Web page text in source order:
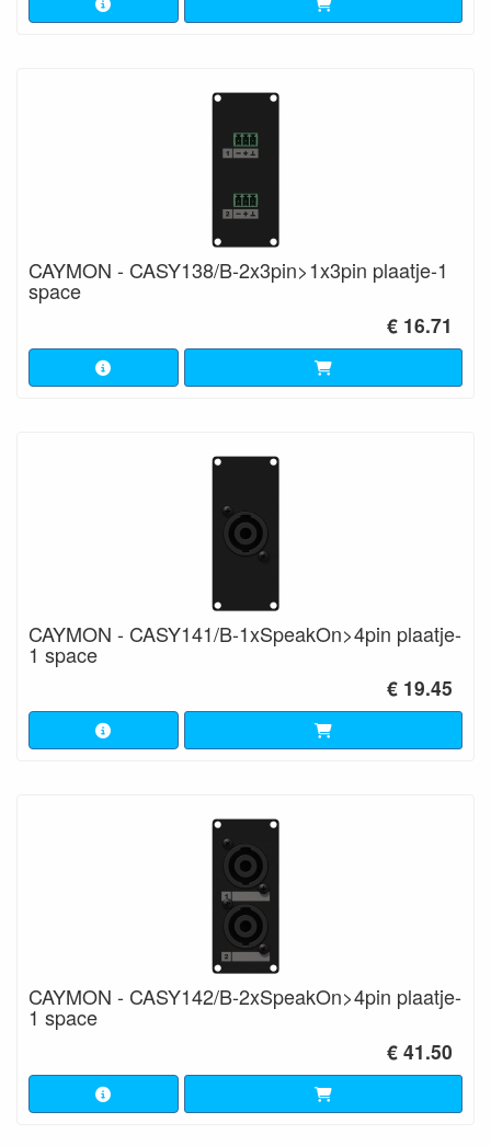
CAYMON - CASY138/B-2x3pin>1x3pin plaatje-1
space
€ 16.71
CAYMON - CASY141/B-1xSpeakOn>4pin plaatje-
1 space
€ 19.45
CAYMON - CASY142/B-2xSpeakOn>4pin plaatje-
1 space
€ 41.50